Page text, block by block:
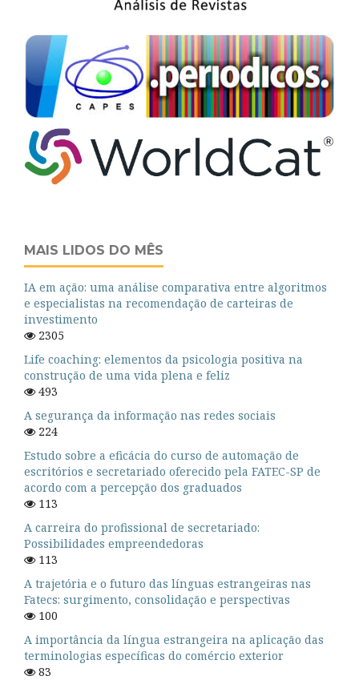
MAIS LIDOS DO MÊS
IA em ação: uma análise comparativa entre algoritmos
e especialistas na recomendação de carteiras de
investimento
2305
Life coaching: elementos da psicologia positiva na
construção de uma vida plena e feliz
493
A segurança da informação nas redes sociais
224
Estudo sobre a eficácia do curso de automação de
escritórios e secretariado oferecido pela FATEC-SP de
acordo com a percepção dos graduados
113
A carreira do profissional de secretariado:
Possibilidades empreendedoras
113
A trajetória e o futuro das línguas estrangeiras nas
Fatecs: surgimento, consolidação e perspectivas
100
A importância da língua estrangeira na aplicação das
terminologias específicas do comércio exterior
83